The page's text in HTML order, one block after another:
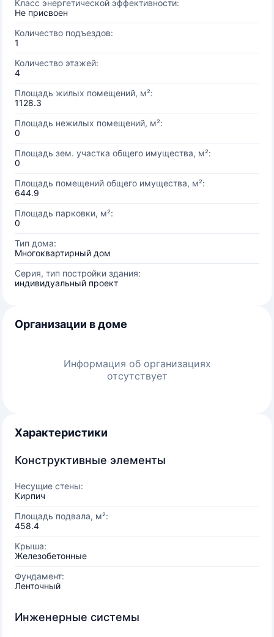
Класс энергетической эффективности:
Не присвоен
Количество подъездов:
1
Количество этажей:
4
Площадь жилых помещений, м²:
1128.3
Площадь нежилых помещений, м²:
0
Площадь зем. участка общего имущества, м²:
0
Площадь помещений общего имущества, м²:
644.9
Площадь парковки, м²:
0
Тип дома:
Многоквартирный дом
Серия, тип постройки здания:
индивидуальный проект
Организации в доме
Информация об организациях
отсутствует
Характеристики
Конструктивные элементы
Несущие стены:
Кирпич
Площадь подвала, м²:
458.4
Крыша:
Железобетонные
Фундамент:
Ленточный
Инженерные системы